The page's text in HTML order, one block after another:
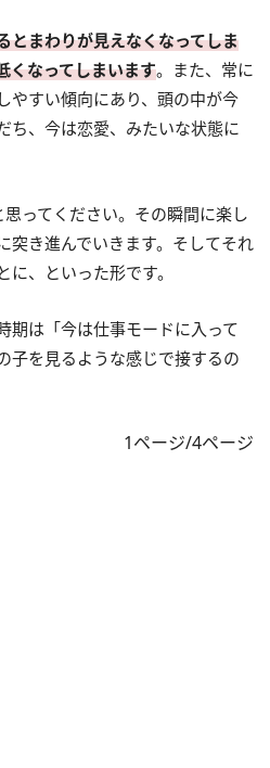
とまわりが見えなくなってしま
くなってしまいます。また、常に
やすい傾向にあり、頭の中が今
ち、今は恋愛、みたいな状態に
ってください。その瞬間に楽し
突き進んでいきます。そしてそれ
、といった形です。
期は「今は仕事モードに入って
子を見るような感じで接するの
1ページ/4ページ